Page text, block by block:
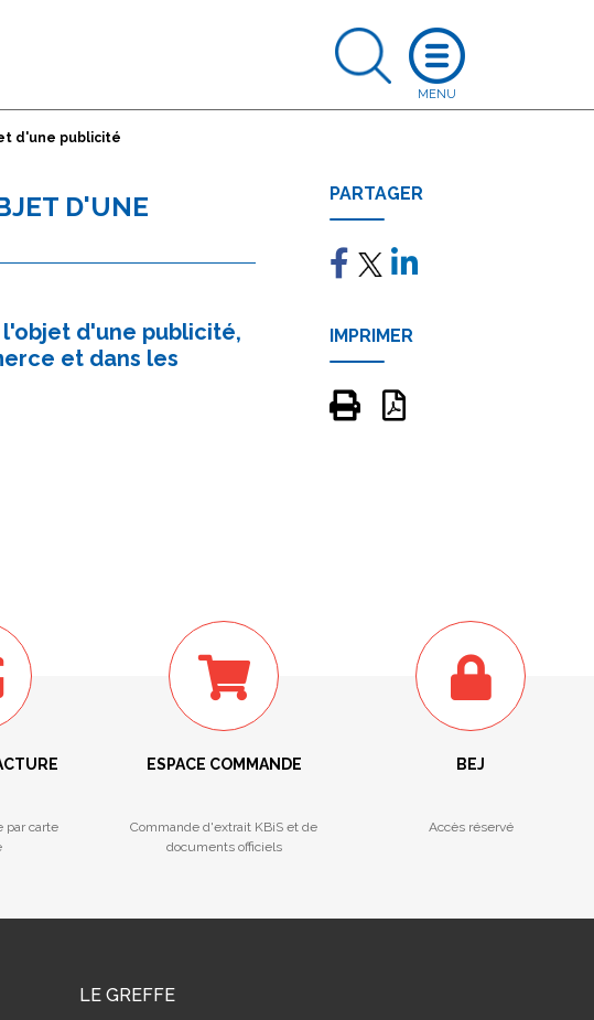
d'une publicité
D'UNE
d'une publicité,
et dans les
PARTAGER
IMPRIMER
par carte
ESPACE COMMANDE
Commande d'extrait KBiS et de
documents officiels
BEJ
Accès réservé
LE GREFFE